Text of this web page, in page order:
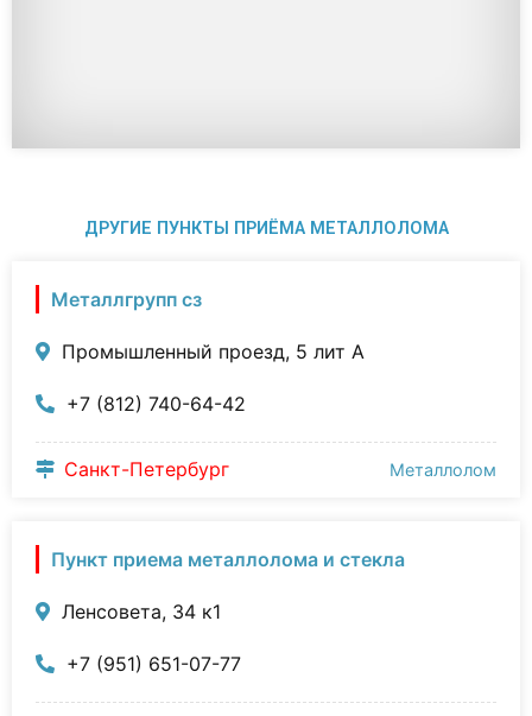
ДРУГИЕ ПУНКТЫ ПРИЁМА МЕТАЛЛОЛОМА
Металлгрупп сз
Промышленный проезд, 5 лит А
+7 (812) 740-64-42
Санкт-Петербург Металлолом
Пункт приема металлолома и стекла
Ленсовета, 34 к1
+7 (951) 651-07-77